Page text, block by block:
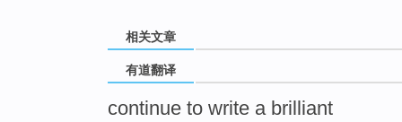
相关文章
有道翻译
continue to write a brilliant